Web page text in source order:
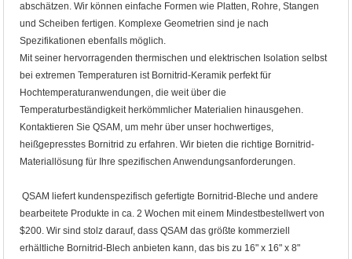
abschätzen. Wir können einfache Formen wie Platten, Rohre, Stangen
und Scheiben fertigen. Komplexe Geometrien sind je nach
Spezifikationen ebenfalls möglich.
Mit seiner hervorragenden thermischen und elektrischen Isolation selbst
bei extremen Temperaturen ist Bornitrid-Keramik perfekt für
Hochtemperaturanwendungen, die weit über die
Temperaturbeständigkeit herkömmlicher Materialien hinausgehen.
Kontaktieren Sie QSAM, um mehr über unser hochwertiges,
heißgepresstes Bornitrid zu erfahren. Wir bieten die richtige Bornitrid-
Materiallösung für Ihre spezifischen Anwendungsanforderungen.
QSAM liefert kundenspezifisch gefertigte Bornitrid-Bleche und andere
bearbeitete Produkte in ca. 2 Wochen mit einem Mindestbestellwert von
$200. Wir sind stolz darauf, dass QSAM das größte kommerziell
erhältliche Bornitrid-Blech anbieten kann, das bis zu 16" x 16" x 8"